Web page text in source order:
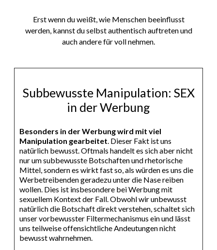
Erst wenn du weißt, wie Menschen beeinflusst
werden, kannst du selbst authentisch auftreten und
auch andere für voll nehmen.
Subbewusste Manipulation: SEX
in der Werbung
Besonders in der Werbung wird mit viel
Manipulation gearbeitet. Dieser Fakt ist uns
natürlich bewusst. Oftmals handelt es sich aber nicht
nur um subbewusste Botschaften und rhetorische
Mittel, sondern es wirkt fast so, als würden es uns die
Werbetreibenden geradezu unter die Nase reiben
wollen. Dies ist insbesondere bei Werbung mit
sexuellem Kontext der Fall. Obwohl wir unbewusst
natürlich die Botschaft direkt verstehen, schaltet sich
unser vorbewusster Filtermechanismus ein und lässt
uns teilweise offensichtliche Andeutungen nicht
bewusst wahrnehmen.